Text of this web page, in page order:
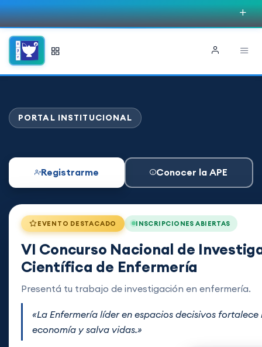
PORTAL INSTITUCIONAL
Registrarme Conocer la APE
EVENTO DESTACADO INSCRIPCIONES ABIERTAS
VI Concurso Nacional de
Científica de Enfermería
Presentá tu trabajo de investigación en enfermería.
«La Enfermería líder en espacios decisivos fortalece
economía y salva vidas.»